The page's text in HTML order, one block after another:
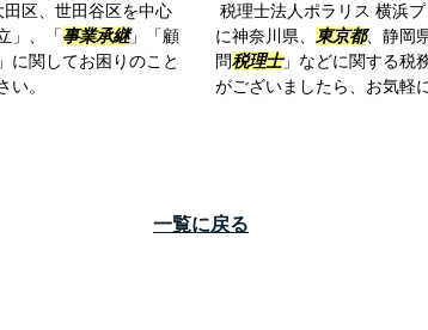
区、世田谷区を中心
」、「事業承継」「顧
に関してお困りのこと
。
税理士法人ポラリス 横浜
に神奈川県、
東京都、静岡
問税理士」などに関する税
がございましたら、お気軽
一覧に戻る